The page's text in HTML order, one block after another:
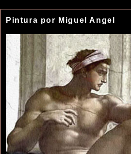
Pintura por Miguel Angel